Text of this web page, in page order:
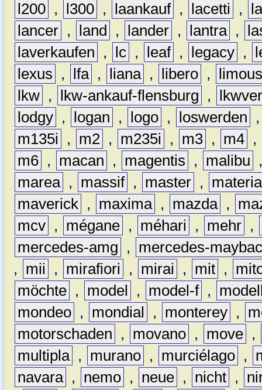
l200 , l300 , laankauf , lacetti ,
lancer , land , lander , lantra ,
laverkaufen
, lc , leaf , legacy ,
lexus
, lfa , liana , libero ,
lkw , lkw-ankauf-flensburg ,
lodgy , logan , logo , loswerden
m135i
, m2 , m235i , m3 , m4 ,
m6 , macan , magentis , malibu
marea , massif , master ,
materia
maverick , maxima , mazda ,
mcv , mégane , méhari , mehr ,
mercedes-amg
,
mercedes-
,
mii , mirafiori , mirai , mit ,
möchte , model , model-f ,
mondeo , mondial , monterey ,
motorschaden
, movano , move ,
multipla , murano , murciélago ,
navara , nemo , neue , nicht ,